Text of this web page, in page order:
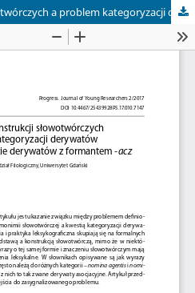
Polisemia konstrukcji słowotwórczych a problem kategoryzacji derywatów na przykładzie derywatów z formantem -acz